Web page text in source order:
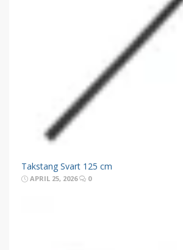
Takstang Svart 125 cm
APRIL 25, 2026 0